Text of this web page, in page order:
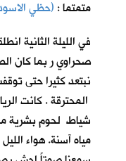
متمتما : (حظي
في الليلة الثانية
صحراوي ر بما كان
نبتعد كثيرا حتى
المحترقة . كانت
شياط لحوم بشرية
مياه آسنة. هواء